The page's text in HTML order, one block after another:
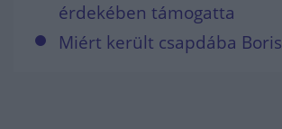
érdekében támogatta
Miért került csapdába